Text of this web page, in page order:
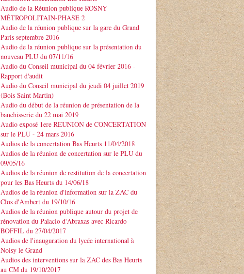
Audio de la Réunion publique ROSNY
MÉTROPOLITAIN-PHASE 2
Audio de la réunion publique sur la gare du Grand
Paris septembre 2016
Audio de la réunion publique sur la présentation du
nouveau PLU du 07/11/16
Audio du Conseil municipal du 04 février 2016 -
Rapport d'audit
Audio du Conseil municipal du jeudi 04 juillet 2019
(Bois Saint Martin)
Audio du début de la réunion de présentation de la
banchisserie du 22 mai 2019
Audio exposé 1ere REUNION de CONCERTATION
sur le PLU - 24 mars 2016
Audios de la concertation Bas Heurts 11/04/2018
Audios de la réunion de concertation sur le PLU du
09/05/16
Audios de la réunion de restitution de la concertation
pour les Bas Heurts du 14/06/18
Audios de la réunion d'information sur la ZAC du
Clos d'Ambert du 19/10/16
Audios de la réunion publique autour du projet de
rénovation du Palacio d'Abraxas avec Ricardo
BOFFIL du 27/04/2017
Audios de l'inauguration du lycée international à
Noisy le Grand
Audios des interventions sur la ZAC des Bas Heurts
au CM du 19/10/2017